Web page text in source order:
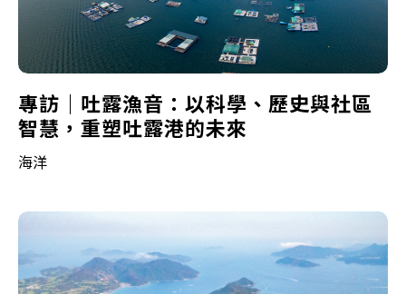
專訪｜吐露漁音：以科學、歷史與社區
智慧，重塑吐露港的未來
海洋